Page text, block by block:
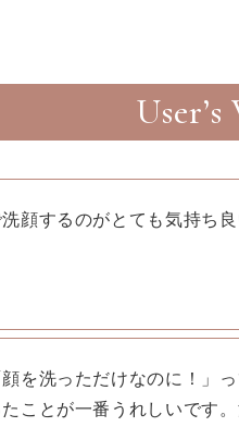
User’s
顔するのがとても気持ち
を洗っただけなのに！」っ
ことが一番うれしいです